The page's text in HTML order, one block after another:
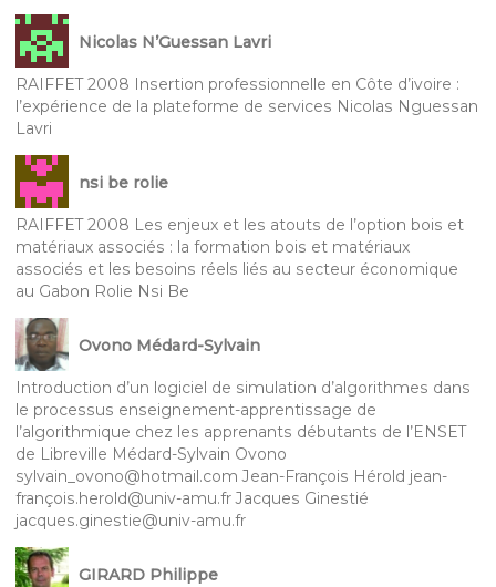
Nicolas N’Guessan Lavri
RAIFFET 2008 Insertion professionnelle en Côte d’ivoire :
l’expérience de la plateforme de services Nicolas Nguessan
Lavri
nsi be rolie
RAIFFET 2008 Les enjeux et les atouts de l’option bois et
matériaux associés : la formation bois et matériaux
associés et les besoins réels liés au secteur économique
au Gabon Rolie Nsi Be
Ovono Médard-Sylvain
Introduction d’un logiciel de simulation d’algorithmes dans
le processus enseignement-apprentissage de
l’algorithmique chez les apprenants débutants de l’ENSET
de Libreville Médard-Sylvain Ovono
sylvain_ovono@hotmail.com Jean-François Hérold jean-
françois.herold@univ-amu.fr Jacques Ginestié
jacques.ginestie@univ-amu.fr
GIRARD Philippe